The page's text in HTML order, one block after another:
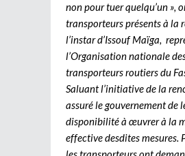
non pour tuer quelqu’un »,
transporteurs présents à la
l’instar d’Issouf Maïga,
l’Organisation nationale
transporteurs routiers du
Saluant l’initiative de la
assuré le gouvernement de
disponibilité à œuvrer à la
effective desdites mesures.